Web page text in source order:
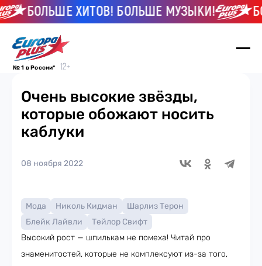
БОЛЬШЕ ХИТОВ! БОЛЬШЕ МУЗЫКИ!
№ 1 в России*
Очень высокие звёзды,
которые обожают носить
каблуки
08 ноября 2022
Мода Николь Кидман
Шарлиз Терон
Блейк Лайвли
Тейлор Свифт
Высокий рост — шпилькам не помеха! Читай про
знаменитостей, которые не комплексуют из-за того,